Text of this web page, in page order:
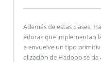
Además de estas clases,
edoras que implementan
e envuelve un tipo
alización de Hadoop se